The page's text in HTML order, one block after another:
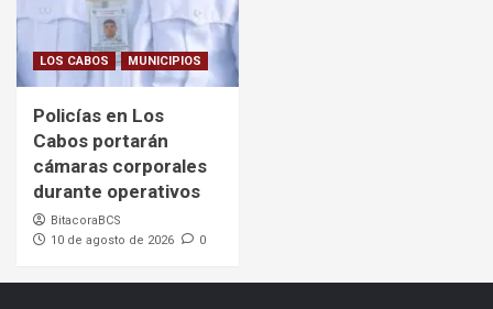
LOS CABOS MUNICIPIOS
Policías en Los
Cabos portarán
cámaras corporales
durante operativos
BitacoraBCS
10 de agosto de 2026
0